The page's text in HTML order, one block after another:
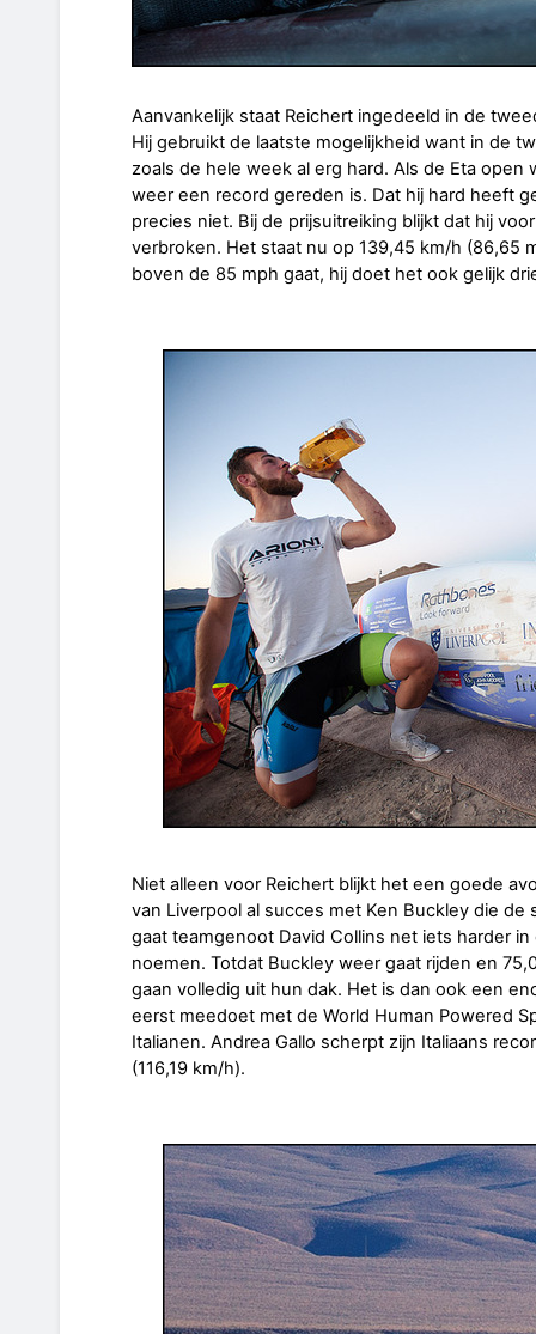
Aanvankelijk staat Reichert ingedeeld in de
Hij gebruikt de laatste mogelijkheid want in de
zoals de hele week al erg hard. Als de Eta
weer een record gereden is. Dat hij hard heeft
precies niet. Bij de prijsuitreiking blijkt dat hij
verbroken. Het staat nu op 139,45 km/h (86,65
boven de 85 mph gaat, hij doet het ook gelijk
Niet alleen voor Reichert blijkt het een goede
van Liverpool al succes met Ken Buckley die
gaat teamgenoot David Collins net iets harder
noemen. Totdat Buckley weer gaat rijden en
gaan volledig uit hun dak. Het is dan ook een
eerst meedoet met de World Human Powered
Italianen. Andrea Gallo scherpt zijn Italiaans
(116,19 km/h).